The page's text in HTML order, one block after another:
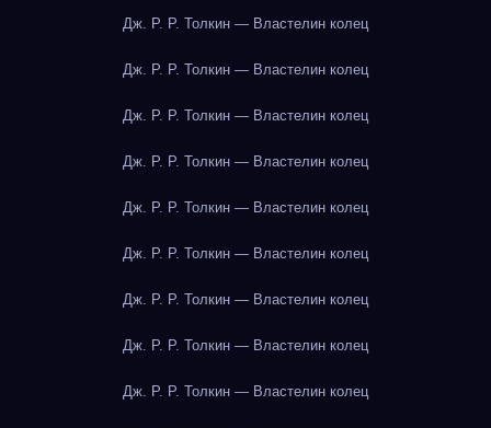
Дж. Р. Р. Толкин — Властелин колец
Дж. Р. Р. Толкин — Властелин колец
Дж. Р. Р. Толкин — Властелин колец
Дж. Р. Р. Толкин — Властелин колец
Дж. Р. Р. Толкин — Властелин колец
Дж. Р. Р. Толкин — Властелин колец
Дж. Р. Р. Толкин — Властелин колец
Дж. Р. Р. Толкин — Властелин колец
Дж. Р. Р. Толкин — Властелин колец